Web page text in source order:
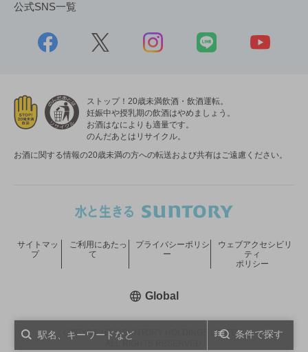
条件で探す
公式SNS一覧
ストップ！20歳未満飲酒・飲酒運転。
妊娠中や授乳期の飲酒はやめましょう。
お酒はなによりも適量です。
のんだあとはリサイクル。
お酒に関する情報の20歳未満の方への転送および共有はご遠慮ください。
COPYRIGHT © SUNTORY HOLDINGS LIMITED.
サイトマッ
プ
ご利用にあたっ
て
プライバシーポリシ
ー
ウェブアクセシビリ
ティ
ポリシー
Global新しいウィンドウで開く